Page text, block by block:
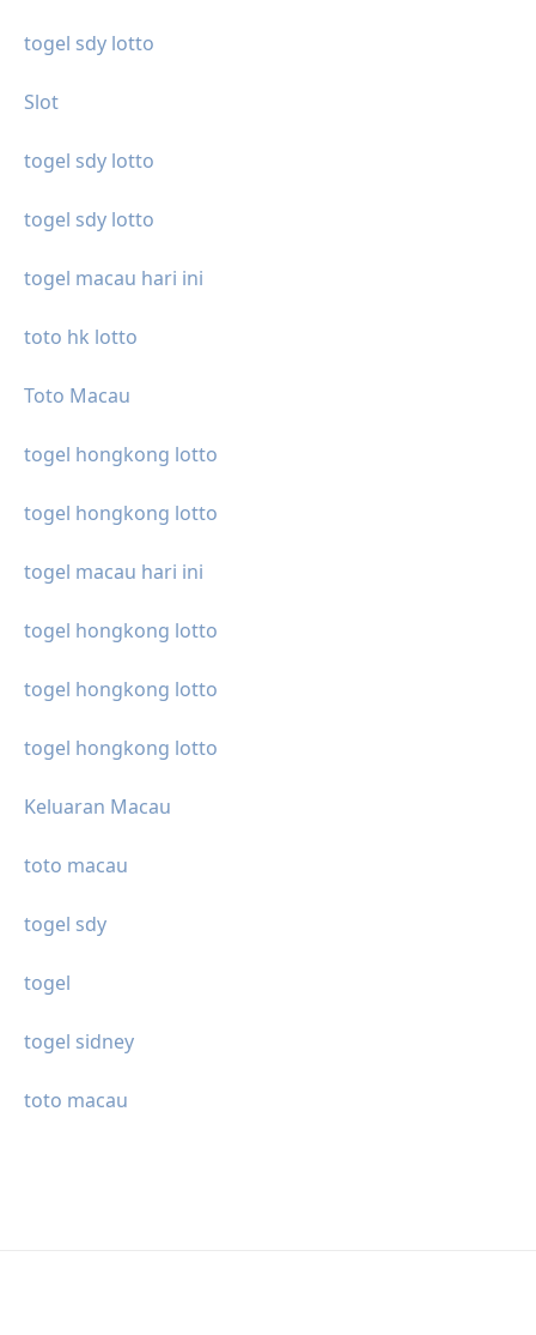
togel sdy lotto
Slot
togel sdy lotto
togel sdy lotto
togel macau hari ini
toto hk lotto
Toto Macau
togel hongkong lotto
togel hongkong lotto
togel macau hari ini
togel hongkong lotto
togel hongkong lotto
togel hongkong lotto
Keluaran Macau
toto macau
togel sdy
togel
togel sidney
toto macau